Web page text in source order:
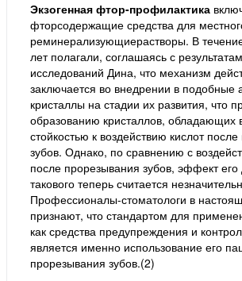
Экзогенная фтор-профилактика
фторсодержащие средства для
реминерализующиерастворы. В
лет полагали, соглашаясь с
исследований Дина, что механизм
заключается во внедрении в подобные
кристаллы на стадии их развития, что
образованию кристаллов, обладающих
стойкостью к воздействию кислот
зубов. Однако, по сравнению с
после прорезывания зубов, эффект его
такового теперь считается
Профессионалы-стоматологи в
признают, что стандартом для
как средства предупреждения и
является именно использование его
прорезывания зубов.(2)